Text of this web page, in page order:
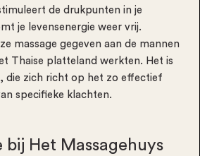
de drukpunten in je
je levensenergie weer vrij.
massage gegeven aan de mannen
Thaise platteland werkten. Het is
die zich richt op het zo effectief
specifieke klachten.
bij Het Massagehuys